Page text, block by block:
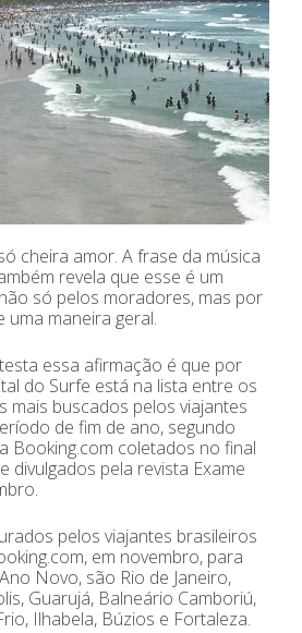
cheira amor. A frase da música
revela que esse é um
só pelos moradores, mas por
uma maneira geral.
essa afirmação é que por
do Surfe está na lista entre os
mais buscados pelos viajantes
de fim de ano, segundo
Booking.com coletados no final
divulgados pela revista Exame
pelos viajantes brasileiros
em novembro, para
Novo, são Rio de Janeiro,
Guarujá, Balneário Camboriú,
Ilhabela, Búzios e Fortaleza.